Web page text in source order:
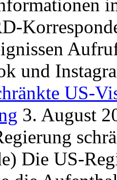
und
US-
3. August
Die US-